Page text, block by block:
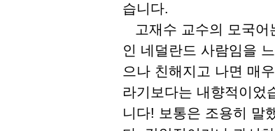
습니다.
고재수 교수의 모국
인 네덜란드 사람임을
으나 친해지고 나면 매
라기보다는 내향적이었
니다! 보통은 조용히 말